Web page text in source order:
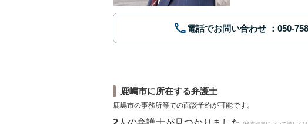
電話でお問い合わせ
鹿嶋市に所在する弁護士
鹿嶋市の事務所等での面談予約が可能です。